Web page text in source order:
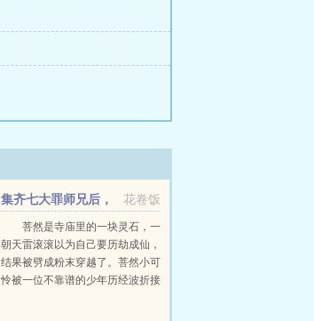
花卷饭
集齐七大罪师兄后，
召唤小师妹！
菩然是寺庙里的一块灵石，一
朝天雷滚滚以为自己要历劫成仙，
结果被劈成粉末穿越了。菩然小可
怜被一位不靠谱的少年历经波折接